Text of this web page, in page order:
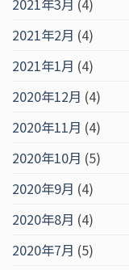
2021年3月 (4)
2021年2月 (4)
2021年1月 (4)
2020年12月 (4)
2020年11月 (4)
2020年10月 (5)
2020年9月 (4)
2020年8月 (4)
2020年7月 (5)